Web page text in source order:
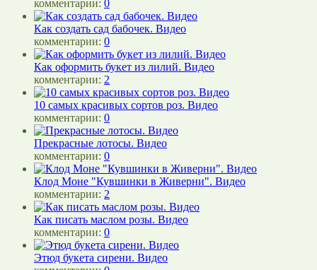
комментарии: 0
Как создать сад бабочек. Видео
комментарии: 0
Как оформить букет из лилий. Видео
комментарии: 2
10 самых красивых сортов роз. Видео
комментарии: 0
Прекрасные лотосы. Видео
комментарии: 0
Клод Моне "Кувшинки в Живерни". Видео
комментарии: 2
Как писать маслом розы. Видео
комментарии: 0
Этюд букета сирени. Видео